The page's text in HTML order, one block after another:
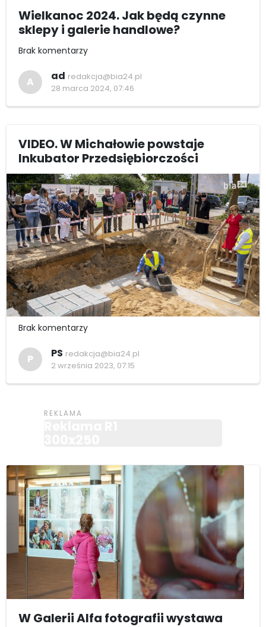
Wielkanoc 2024. Jak będą czynne
sklepy i galerie handlowe?
Brak komentarzy
A ad redakcja@bia24.pl
28 marca 2024, 07:46
VIDEO. W Michałowie powstaje
Inkubator Przedsiębiorczości
Brak komentarzy
P PS redakcja@bia24.pl
2 września 2023, 07:15
W Galerii Alfa fotografii wystawa